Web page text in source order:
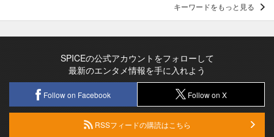
キーワードをもっと見る
SPICEの公式アカウントをフォローして
最新のエンタメ情報を手に入れよう
Follow on Facebook Follow on X
RSSフィードの購読はこちら